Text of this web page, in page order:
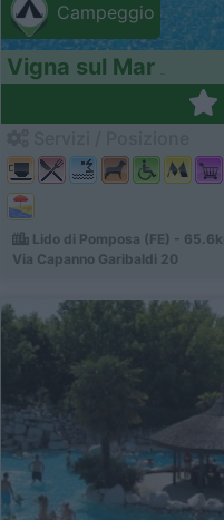
Campeggio
Vigna sul Mar
Lido di Pomposa (FE) -
Via Capanno Garibaldi 20